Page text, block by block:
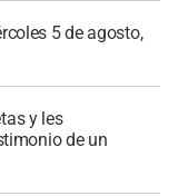
5 de agosto,
y les
de un